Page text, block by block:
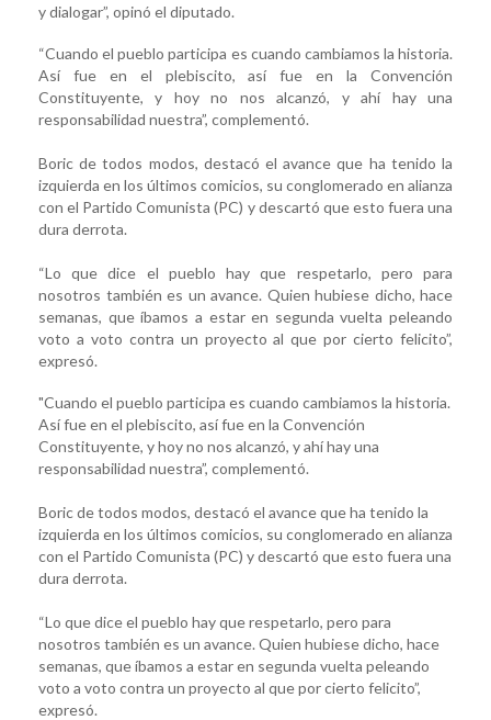
y dialogar”, opinó el diputado.
“Cuando el pueblo participa es cuando cambiamos la historia.
Así fue en el plebiscito, así fue en la Convención
Constituyente, y hoy no nos alcanzó, y ahí hay una
responsabilidad nuestra”, complementó.
Boric de todos modos, destacó el avance que ha tenido la
izquierda en los últimos comicios, su conglomerado en alianza
con el Partido Comunista (PC) y descartó que esto fuera una
dura derrota.
“Lo que dice el pueblo hay que respetarlo, pero para
nosotros también es un avance. Quien hubiese dicho, hace
semanas, que íbamos a estar en segunda vuelta peleando
voto a voto contra un proyecto al que por cierto felicito”,
expresó.
"Cuando el pueblo participa es cuando cambiamos la historia.
Así fue en el plebiscito, así fue en la Convención
Constituyente, y hoy no nos alcanzó, y ahí hay una
responsabilidad nuestra”, complementó.
Boric de todos modos, destacó el avance que ha tenido la
izquierda en los últimos comicios, su conglomerado en alianza
con el Partido Comunista (PC) y descartó que esto fuera una
dura derrota.
“Lo que dice el pueblo hay que respetarlo, pero para
nosotros también es un avance. Quien hubiese dicho, hace
semanas, que íbamos a estar en segunda vuelta peleando
voto a voto contra un proyecto al que por cierto felicito”,
expresó.